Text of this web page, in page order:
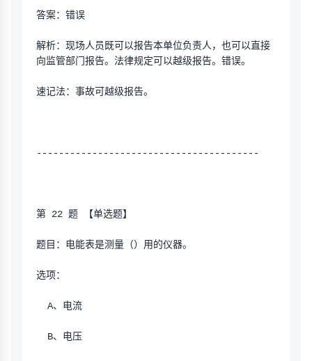
答案：错误
解析：现场人员既可以报告本单位负责人，也可以直接
向监管部门报告。法律规定可以越级报告。错误。
速记法：事故可越级报告。
----------------------------------------
第 22 题 【单选题】
题目：电能表是测量（）用的仪器。
选项：
  A、电流
  B、电压